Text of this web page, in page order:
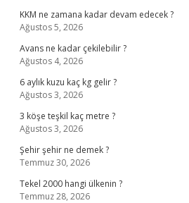
KKM ne zamana kadar devam edecek ?
Ağustos 5, 2026
Avans ne kadar çekilebilir ?
Ağustos 4, 2026
6 aylık kuzu kaç kg gelir ?
Ağustos 3, 2026
3 köşe teşkil kaç metre ?
Ağustos 3, 2026
Şehir şehir ne demek ?
Temmuz 30, 2026
Tekel 2000 hangi ülkenin ?
Temmuz 28, 2026